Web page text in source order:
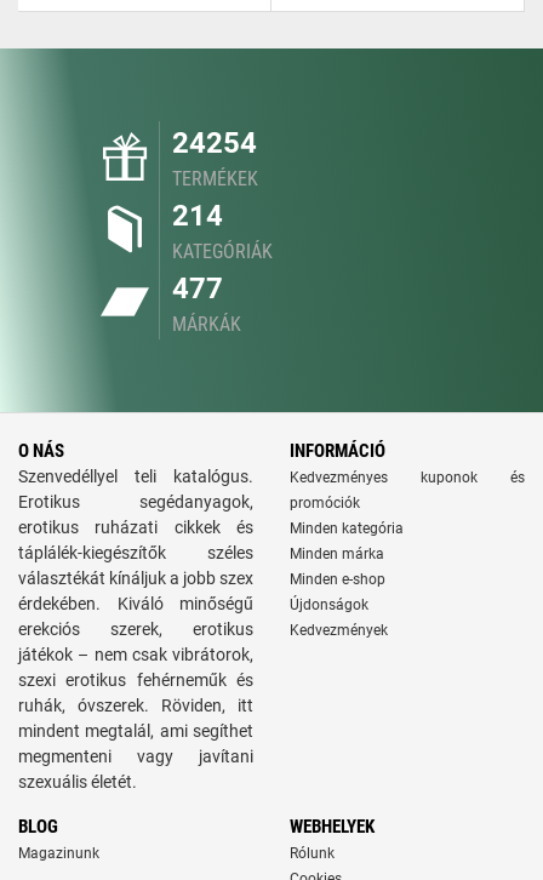
24254
TERMÉKEK
214
KATEGÓRIÁK
477
MÁRKÁK
O NÁS
Szenvedéllyel teli katalógus.
Erotikus segédanyagok,
erotikus ruházati cikkek és
táplálék-kiegészítők széles
választékát kínáljuk a jobb szex
érdekében. Kiváló minőségű
erekciós szerek, erotikus
játékok – nem csak vibrátorok,
szexi erotikus fehérneműk és
ruhák, óvszerek. Röviden, itt
mindent megtalál, ami segíthet
megmenteni vagy javítani
szexuális életét.
INFORMÁCIÓ
Kedvezményes kuponok és
promóciók
Minden kategória
Minden márka
Minden e-shop
Újdonságok
Kedvezmények
BLOG
Magazinunk
WEBHELYEK
Rólunk